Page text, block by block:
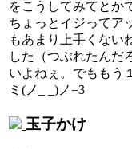
をこうしてみてとか
ちょっとイジってア
もあまり上手くな
した（つぶれたんだ
いよねぇ。でももう
ミ(ノ_ _)ノ=3
玉子かけ